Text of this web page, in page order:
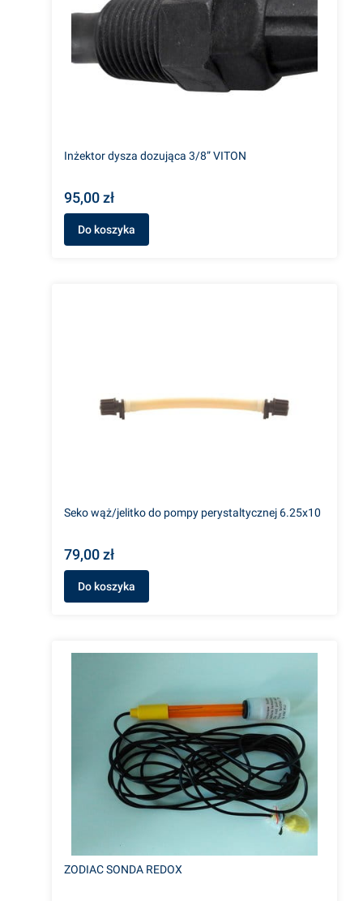
Inżektor dysza dozująca 3/8” VITON
95,00 zł
Do koszyka
Seko wąż/jelitko do pompy perystaltycznej 6.25x10
79,00 zł
Do koszyka
ZODIAC SONDA REDOX